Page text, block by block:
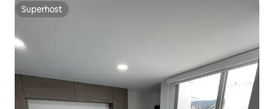
Superhost
Superhost